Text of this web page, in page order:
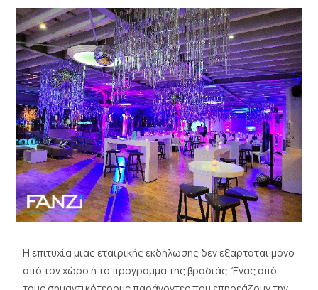
Η επιτυχία μιας εταιρικής εκδήλωσης δεν εξαρτάται μόνο
από τον χώρο ή το πρόγραμμα της βραδιάς. Ένας από